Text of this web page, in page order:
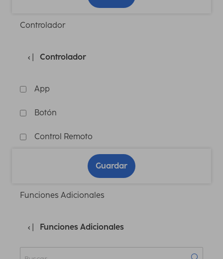
Controlador
Controlador
App
Botón
Control Remoto
Guardar
Funciones Adicionales
Funciones Adicionales